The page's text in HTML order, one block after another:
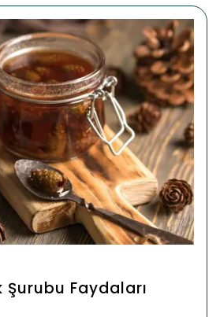
Şurubu Faydaları